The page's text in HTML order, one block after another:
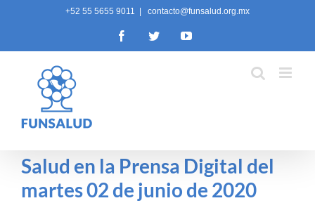
+52 55 5655 9011 contacto@funsalud.org.mx
FacebookTwitterYouTube
Salud en la Prensa Digital del
martes 02 de junio de 2020